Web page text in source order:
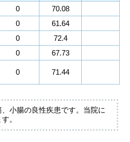
0
70.08
0
61.64
0
72.4
0 67.73
0 71.44
小腸の良性疾患です。当院に
。